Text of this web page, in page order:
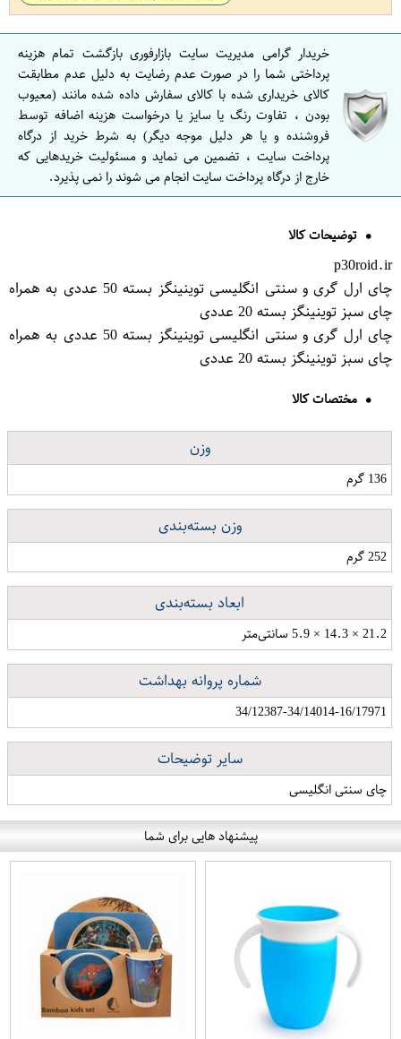
خریدار گرامی مدیریت سایت بازارفوری بازگشت تمام هزینه
پرداختی شما را در صورت عدم رضایت به دلیل عدم مطابقت
کالای خریداری شده با کالای سفارش داده شده مانند (معیوب
بودن ، تفاوت رنگ یا سایز یا درخواست هزینه اضافه توسط
فروشنده و یا هر دلیل موجه دیگر) به شرط خرید از درگاه
پرداخت سایت ، تضمین می نماید و مسئولیت خریدهایی که
خارج از درگاه پرداخت سایت انجام می شوند را نمی پذیرد.
توضیحات کالا
p30roid.ir
چای ارل گری و سنتی انگلیسی توینینگز بسته 50 عددی به همراه
چای سبز توینینگز بسته 20 عددی
چای ارل گری و سنتی انگلیسی توینینگز بسته 50 عددی به همراه
چای سبز توینینگز بسته 20 عددی
مختصات کالا
وزن
136 گرم
وزن بسته‌بندی
252 گرم
ابعاد بسته‌بندی
21.2 × 14.3 × 5.9 سانتی‌متر
شماره پروانه بهداشت
34/12387-34/14014-16/17971
سایر توضیحات
چای سنتی انگلیسی
پیشنهاد هایی برای شما